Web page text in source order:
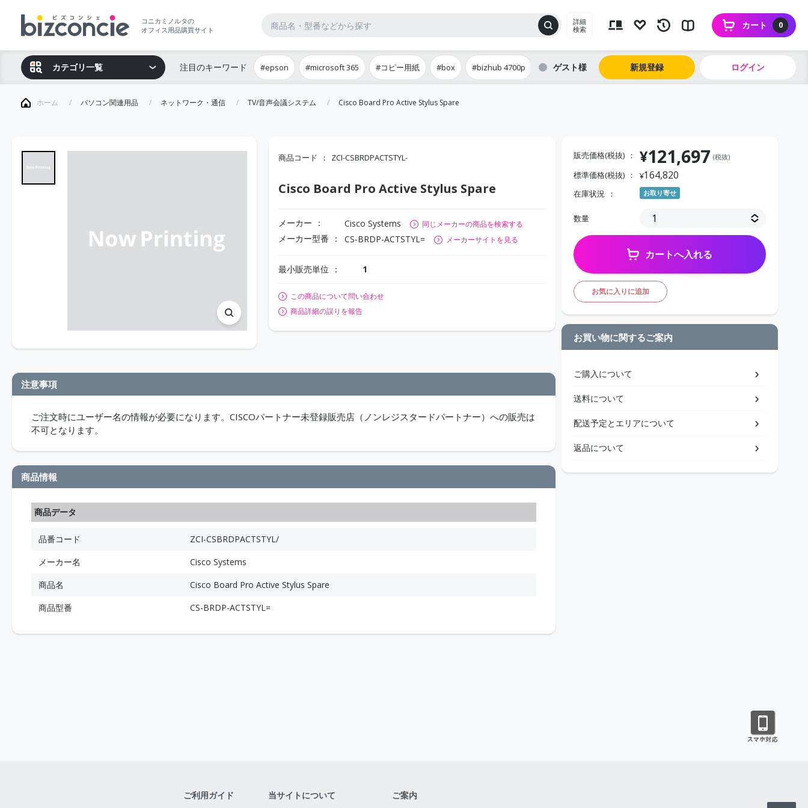
コニカミノルタの
オフィス用品購買サイト
詳細
検索
0
カート
カテゴリ一覧 注目のキーワード #epson #microsoft 365 #コピー用紙 #box #bizhub 4700p ゲスト 新規登録 ログイン
ホーム パソコン関連用品 ネットワーク・通信 TV/音声会議システム Cisco Board Pro Active Stylus Spare
商品コード ZCI-CSBRDPACTSTYL-
Cisco Board Pro Active Stylus Spare
メーカー Cisco Systems 同じメーカーの商品を検索する
メーカー型番 CS-BRDP-ACTSTYL= メーカーサイトを見る
最小販売単位 1
この商品について問い合わせ
商品詳細の誤りを報告
注意事項
ご注文時にユーザー名の情報が必要になります。CISCOパートナー未登録販売店（ノンレジスタードパートナー）への販売は
不可となります。
商品情報
商品データ
品番コード
ZCI-CSBRDPACTSTYL/
メーカー名
Cisco Systems
商品名
Cisco Board Pro Active Stylus Spare
商品型番
CS-BRDP-ACTSTYL=
販売価格(税抜) ¥121,697 (税抜)
標準価格(税抜) ¥164,820
在庫状況 お取り寄せ
数量
カートへ入れる
お気に入りに追加
お買い物に関するご案内
ご購入について
送料について
配送予定とエリアについて
返品について
ご利用ガイド 当サイトについて ご案内